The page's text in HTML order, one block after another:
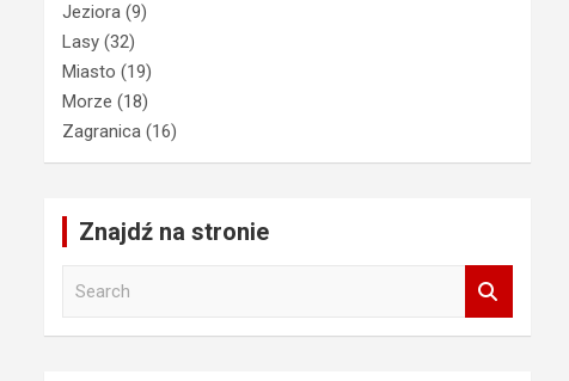
Jeziora (9)
Lasy (32)
Miasto (19)
Morze (18)
Zagranica (16)
Znajdź na stronie